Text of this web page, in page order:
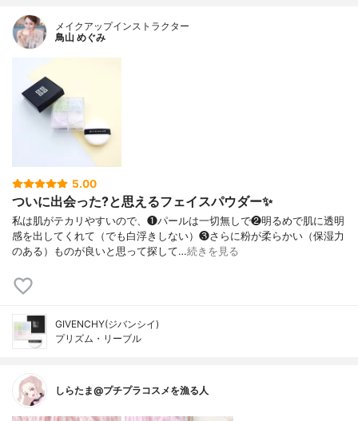
メイクアップインストラクター
鳥山 めぐみ
5.00
ついに出会った?と思えるフェイスパウダー✨
私は肌がテカリやすいので、❶パールは一切無しで❷明るめで肌に透明
感を出してくれて（でも白浮きしない）❸さらに粉が柔らかい（保湿力
のある）ものが良いと思って探して…続きを見る
GIVENCHY(ジバンシイ)
プリズム・リーブル
しらたま@プチプラコスメを漁る人